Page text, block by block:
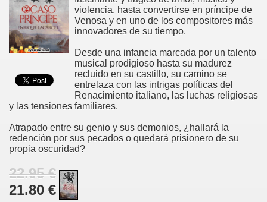
violencia, hasta convertirse en príncipe de
Venosa y en uno de los compositores más
innovadores de su tiempo.
Desde una infancia marcada por un talento
musical prodigioso hasta su madurez
recluido en su castillo, su camino se
entrelaza con las intrigas políticas del
Renacimiento italiano, las luchas religiosas
y las tensiones familiares.
Atrapado entre su genio y sus demonios, ¿hallará la
redención por sus pecados o quedará prisionero de su
propia oscuridad?
22.95 €
21.80 €